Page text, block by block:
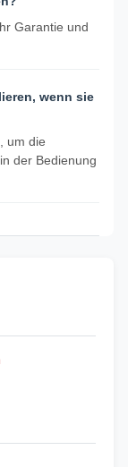
Garantie und
wenn sie
um die
der Bedienung